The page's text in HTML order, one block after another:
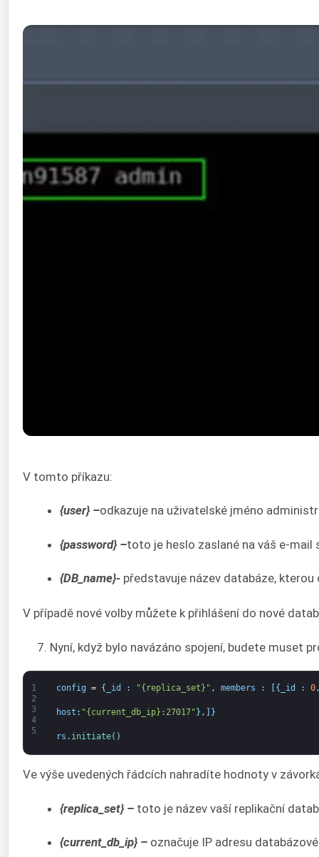
V tomto příkazu:
{user} –odkazuje na uživatelské jméno
{password} –toto je heslo zaslané na váš e-
{DB_name}- představuje název databáze,
V případě nové volby můžete k přihlášení do nové
7. Nyní, když bylo navázáno spojení, budete muset
1
2
3
4
5
config = { _id : "{replica_set}" , members : { _id : 0
host : "{current_db_ip}:27017" } , }
rs . initiate( )
Ve výše uvedených řádcích nahradíte hodnoty v
{replica_set} – toto je název vaší replikační
{current_db_ip} – označuje IP adresu